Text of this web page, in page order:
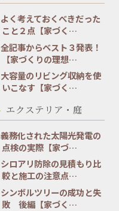
よく考えておくべきだった
こと２点【家づく…
全記事からベスト３発表！
【家づくりの理想…
大容量のリビング収納を使
いこなす【家づく…
エクステリア・庭
義務化された太陽光発電の
点検の実際【家づ…
シロアリ防除の見積もり比
較と施工の注意点…
シンボルツリーの成功と失
敗 後編【家づく…